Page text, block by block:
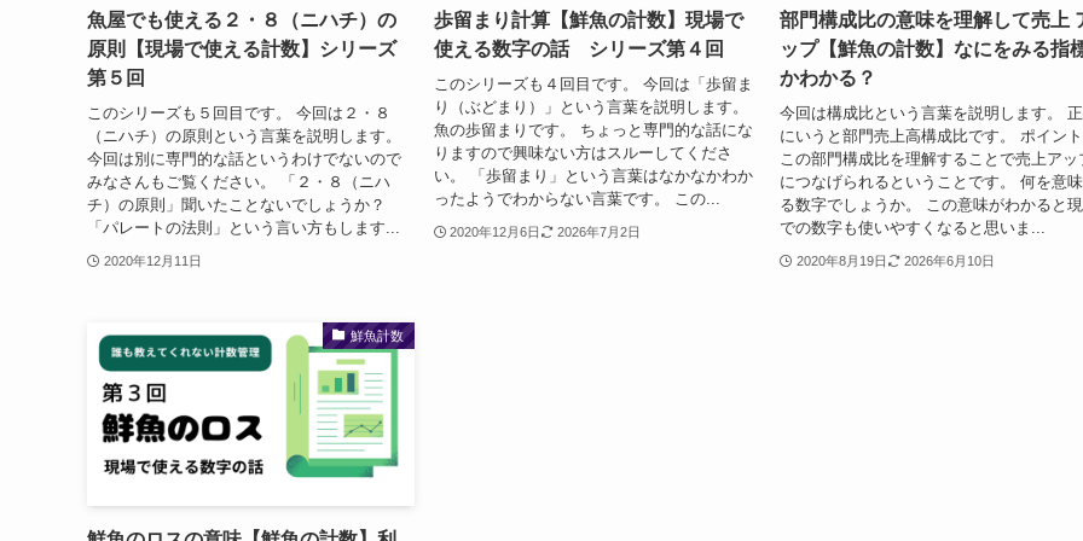
魚屋でも使える２・８（ニハチ）の
原則【現場で使える計数】シリーズ
第５回
このシリーズも５回目です。 今回は２・８
（ニハチ）の原則という言葉を説明します。
今回は別に専門的な話というわけでないので
みなさんもご覧ください。 「２・８（ニハ
チ）の原則」聞いたことないでしょうか？
「パレートの法則」という言い方もします...
2020年12月11日
歩留まり計算【鮮魚の計数】現場で
使える数字の話 シリーズ第４回
このシリーズも４回目です。 今回は「歩留ま
り（ぶどまり）」という言葉を説明します。
魚の歩留まりです。 ちょっと専門的な話にな
りますので興味ない方はスルーしてくださ
い。 「歩留まり」という言葉はなかなかわか
ったようでわからない言葉です。 この...
2020年12月6日 2026年7月2日
部門構成比の意味を理解して売上
ップ【鮮魚の計数】なにをみる指
かわかる？
今回は構成比という言葉を説明します。
にいうと部門売上高構成比です。 ポイン
この部門構成比を理解することで売上アッ
につなげられるということです。 何を意
る数字でしょうか。 この意味がわかると
での数字も使いやすくなると思いま...
2020年8月19日 2026年6月10日
鮮魚計数